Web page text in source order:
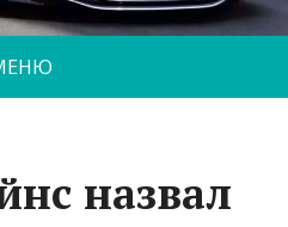
назвал